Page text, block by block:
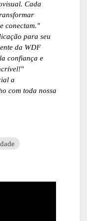
Cada
conectam."
para seu
da WDF
confiança e
a
com toda nossa